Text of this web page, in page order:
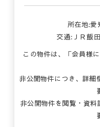
所在地:愛
交通:ＪＲ飯
この物件は、「会員様
非公開物件につき、詳細
非公開物件を閲覧・資